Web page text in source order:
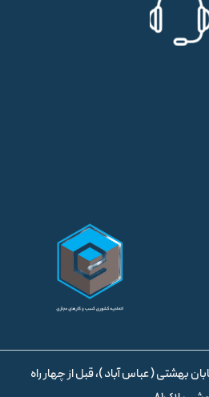
بهشتی ( عباس آباد )، قبل از چهار راه